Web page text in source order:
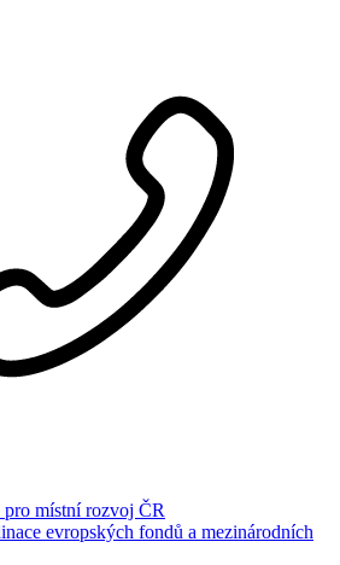
místní rozvoj ČR
evropských fondů a mezinárodních